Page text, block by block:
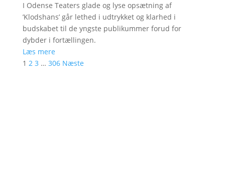
I Odense Teaters glade og lyse opsætning af
’Klodshans’ går lethed i udtrykket og klarhed i
budskabet til de yngste publikummer forud for
dybder i fortællingen.
Læs mere
1 2 3 … 306 Næste